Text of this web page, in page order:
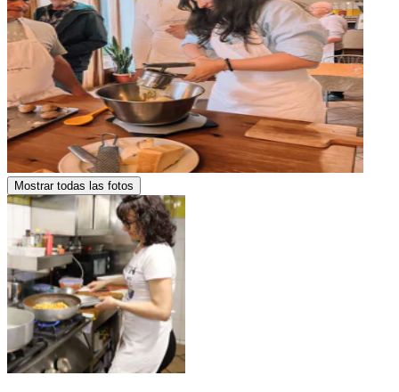
Mostrar todas las fotos